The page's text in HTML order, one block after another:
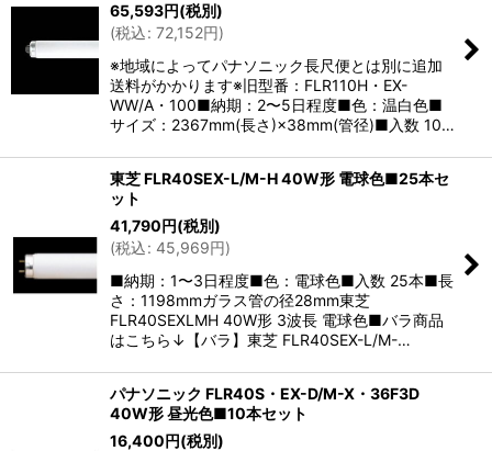
65,593円(税別)
(税込: 72,152円)
※地域によってパナソニック長尺便とは別に追加
送料がかかります※旧型番：FLR110H・EX-
WW/A・100■納期：2〜5日程度■色：温白色■
サイズ：2367mm(長さ)×38mm(管径)■入数 10…
東芝 FLR40SEX-L/M-H 40W形 電球色■25本セ
ット
41,790円(税別)
(税込: 45,969円)
■納期：1〜3日程度■色：電球色■入数 25本■長
さ：1198mmガラス管の径28mm東芝
FLR40SEXLMH 40W形 3波長 電球色■バラ商品
はこちら↓【バラ】東芝 FLR40SEX-L/M-…
パナソニック FLR40S・EX-D/M-X・36F3D
40W形 昼光色■10本セット
16,400円(税別)